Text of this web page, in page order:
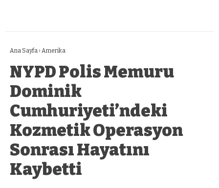
Ana Sayfa › Amerika
NYPD Polis Memuru
Dominik
Cumhuriyeti’ndeki
Kozmetik Operasyon
Sonrası Hayatını
Kaybetti